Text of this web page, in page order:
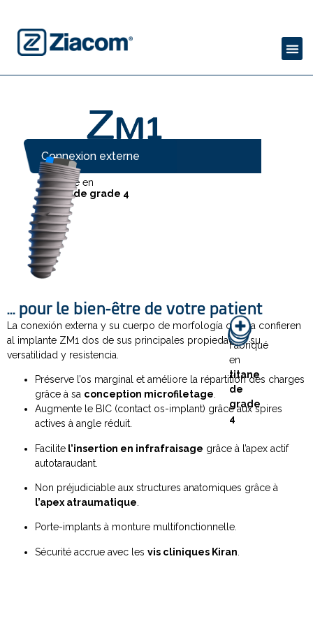
Connexion externe
Fabriqué en
titane de grade 4
... pour le bien-être de votre patient
La conexión externa y su cuerpo de morfología cónica confieren
al implante ZM1 dos de sus principales propiedades: su
versatilidad y resistencia.
Préserve l’os marginal et améliore la répartition des charges
grâce à sa conception microfiletage.
Augmente le BIC (contact os-implant) grâce aux spires
actives à angle réduit.
Facilite l’insertion en infrafraisage grâce à l’apex actif
autotaraudant.
Non préjudiciable aux structures anatomiques grâce à
l’apex atraumatique
Porte-implants à monture multifonctionnelle.
Sécurité accrue avec les vis cliniques Kiran
Fabriqué
en
titane
de
grade
4